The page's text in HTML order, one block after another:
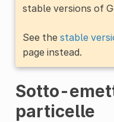
stable versions of
See the stable
page instead.
Sotto-
particelle